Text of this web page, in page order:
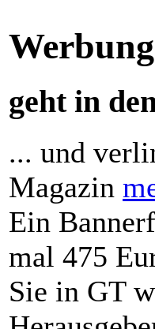
geht in
... und
Magazin
Ein
mal 475
Sie in GT